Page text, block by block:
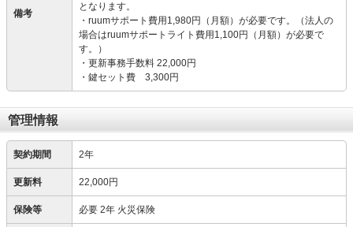
備考
となります。
・ruumサポート費用1,980円（月額）が必要です。（法人の
場合はruumサポートライト費用1,100円（月額）が必要で
す。）
・更新事務手数料 22,000円
・鍵セット費 3,300円
管理情報
契約期間 2年
更新料 22,000円
保険等 必要 2年 火災保険